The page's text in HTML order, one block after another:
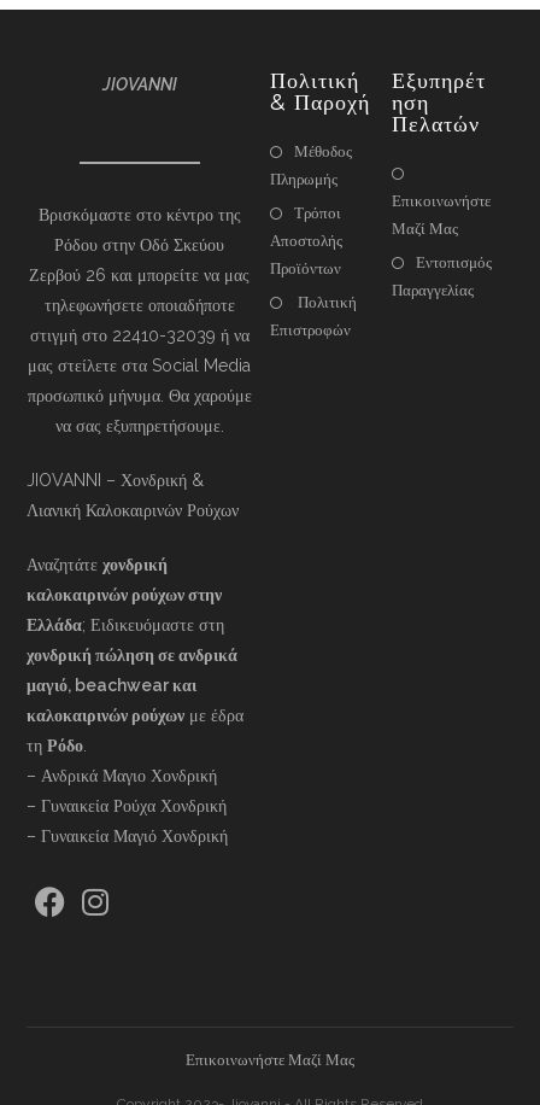
JIOVANNI
Βρισκόμαστε στο κέντρο της
Ρόδου στην Οδό Σκεύου
Ζερβού 26 και μπορείτε να μας
τηλεφωνήσετε οποιαδήποτε
στιγμή στο 22410-32039 ή να
μας στείλετε στα Social Media
προσωπικό μήνυμα. Θα χαρούμε
να σας εξυπηρετήσουμε.
JIOVANNI – Χονδρική &
Λιανική Καλοκαιρινών Ρούχων
Αναζητάτεχονδρική
καλοκαιρινών ρούχων στην
Ελλάδα; Ειδικευόμαστε στη
χονδρική πώληση σε ανδρικά
μαγιό, beachwear και
καλοκαιρινών ρούχων με έδρα
τηΡόδο
– Ανδρικά Μαγιο Χονδρική
– Γυναικεία Ρούχα Χονδρική
– Γυναικεία Μαγιό Χονδρική
Πολιτική
& Παροχή
Μέθοδος
Πληρωμής
Τρόποι
Αποστολής
Προϊόντων
Πολιτική
Επιστροφών
Εξυπηρέτ
Ηση
Πελατών
Επικοινωνήστε
Μαζί Μας
Εντοπισμός
Παραγγελίας
Επικοινωνήστε Μαζί Μας